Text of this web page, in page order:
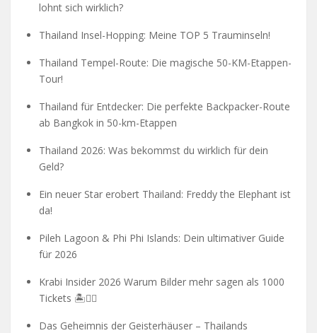
lohnt sich wirklich?
Thailand Insel-Hopping: Meine TOP 5 Trauminseln!
Thailand Tempel-Route: Die magische 50-KM-Etappen-
Tour!
Thailand für Entdecker: Die perfekte Backpacker-Route
ab Bangkok in 50-km-Etappen
Thailand 2026: Was bekommst du wirklich für dein
Geld?
Ein neuer Star erobert Thailand: Freddy the Elephant ist
da!
Pileh Lagoon & Phi Phi Islands: Dein ultimativer Guide
für 2026
Krabi Insider 2026 Warum Bilder mehr sagen als 1000
Tickets 🏝️🧗‍♂️
Das Geheimnis der Geisterhäuser – Thailands